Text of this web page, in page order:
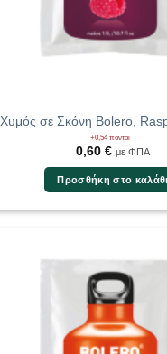
Χυμός σε Σκόνη Bolero,
+0,54 πόντοι
0,60 € με ΦΠΑ
Προσθήκη στο καλάθι